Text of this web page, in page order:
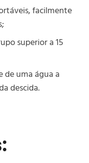
facilmente
superior a 15
de uma água a
descida.